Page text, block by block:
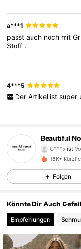
a***1
passtauch noch mit
Stoff .
4***5
Der Artikel ist super
Beautiful
G***xist
3***0 ist
4,84 1K
4,84 1K
15K+
Folgen
Könnte Dir Auch
Empfehlungen